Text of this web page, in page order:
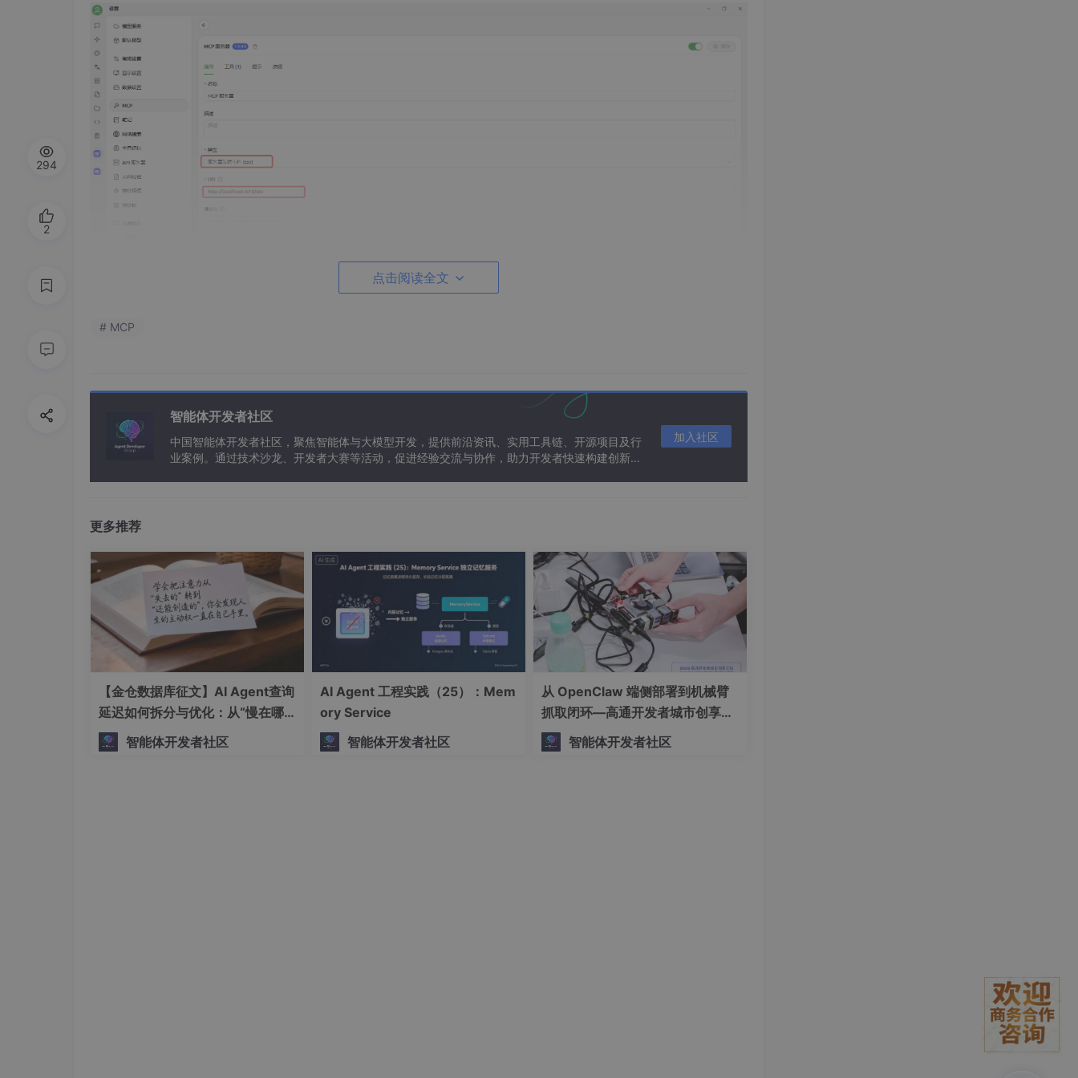
3、当前MCP可用工具
点击阅读全文
# MCP
智能体开发者社区
中国智能体开发者社区，聚焦智能体与大模型开发，提供前沿资讯、实用工具链、开源项目及行
业案例。通过技术沙龙、开发者大赛等活动，促进经验交流与协作，助力开发者快速构建创新智
加入社区
更多推荐
【金仓数据库征文】AI Agent查询
延迟如何拆分与优化：从“慢在哪
“到“怎么改“
智能体开发者社区
AI Agent 工程实践（25）：Mem
ory Service
智能体开发者社区
从 OpenClaw 端侧部署到机械臂
抓取闭环—高通开发者城市创享工
坊实践 (成都站)
智能体开发者社区
294
2